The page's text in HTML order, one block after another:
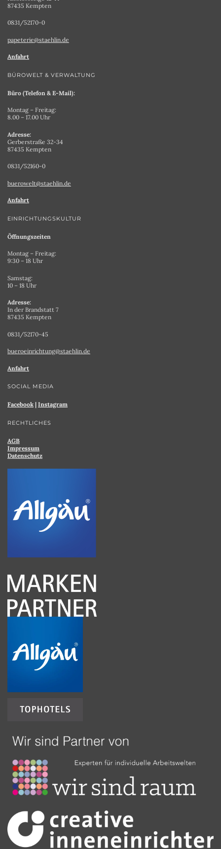
87435 Kempten
0831/52170-0
papeterie@staehlin.de
Anfahrt
BÜROWELT & VERWALTUNG
Büro (Telefon & E-Mail):
Montag – Freitag:
8.00 – 17.00 Uhr
Adresse:
Gerberstraße 32-34
87435 Kempten
0831/52160-0
buerowelt@staehlin.de
Anfahrt
EINRICHTUNGSKULTUR
Öffnungszeiten
Montag – Freitag:
9:30 – 18 Uhr
Samstag:
10 – 18 Uhr
Adresse:
In der Brandstatt 7
87435 Kempten
0831/52170-45
bueroeinrichtung@staehlin.de
Anfahrt
SOCIAL MEDIA
Facebook | Instagram
RECHTLICHES
AGB
Impressum
Datenschutz